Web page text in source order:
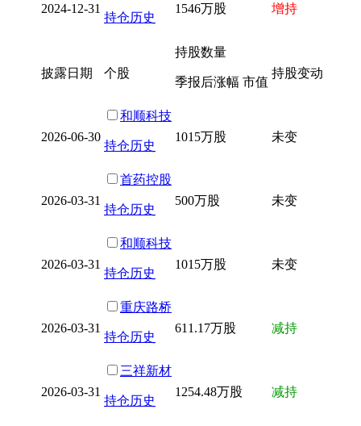
2024-12-31
持仓历史
1546万股 增持
披露日期 个股
持股数量
季报后涨幅 市值
持股变动
2026-06-30
和顺科技
持仓历史
1015万股 未变
2026-03-31
首药控股
持仓历史
500万股 未变
2026-03-31
和顺科技
持仓历史
1015万股 未变
2026-03-31
重庆路桥
持仓历史
611.17万股 减持
2026-03-31
三祥新材
持仓历史
1254.48万股 减持